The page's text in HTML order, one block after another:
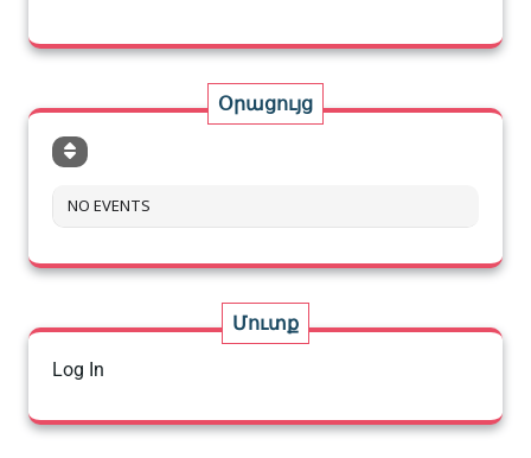
Օրացույց
NO EVENTS
Մուտք
Log In